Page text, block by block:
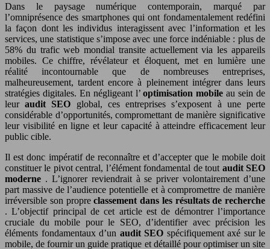
Dans le paysage numérique contemporain, marqué par
l’omniprésence des smartphones qui ont fondamentalement redéfini
la façon dont les individus interagissent avec l’information et les
services, une statistique s’impose avec une force indéniable : plus de
58% du trafic web mondial transite actuellement via les appareils
mobiles. Ce chiffre, révélateur et éloquent, met en lumière une
réalité incontournable que de nombreuses entreprises,
malheureusement, tardent encore à pleinement intégrer dans leurs
stratégies digitales. En négligeant l’optimisation mobileau sein de
leuraudit SEO global, ces entreprises s’exposent à une perte
considérable d’opportunités, compromettant de manière significative
leur visibilité en ligne et leur capacité à atteindre efficacement leur
public cible.
Il est donc impératif de reconnaître et d’accepter que le mobile doit
constituer le pivot central, l’élément fondamental de tout audit SEO
moderne . L’ignorer reviendrait à se priver volontairement d’une
part massive de l’audience potentielle et à compromettre de manière
irréversible son propreclassement dans les résultats de recherche
. L’objectif principal de cet article est de démontrer l’importance
cruciale du mobile pour le SEO, d’identifier avec précision les
éléments fondamentaux d’un audit SEO spécifiquement axé sur le
mobile, de fournir un guide pratique et détaillé pour optimiser un site